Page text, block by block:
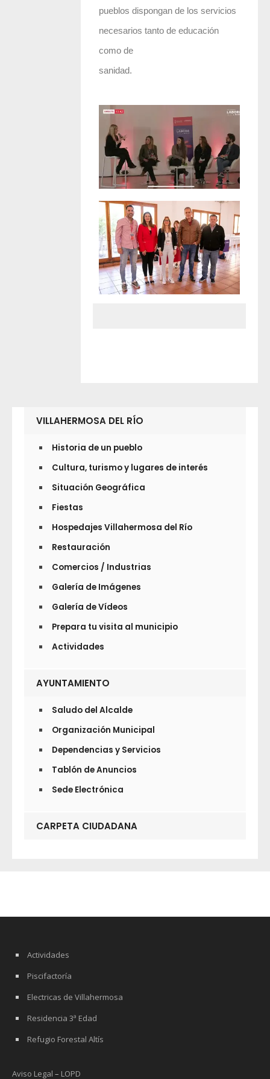
pueblos dispongan de los servicios
necesarios tanto de educación
como de
sanidad.
VILLAHERMOSA DEL RÍO
Historia de un pueblo
Cultura, turismo y lugares de interés
Situación Geográfica
Fiestas
Hospedajes Villahermosa del Río
Restauración
Comercios / Industrias
Galería de Imágenes
Galería de Vídeos
Prepara tu visita al municipio
Actividades
AYUNTAMIENTO
Saludo del Alcalde
Organización Municipal
Dependencias y Servicios
Tablón de Anuncios
Sede Electrónica
CARPETA CIUDADANA
Actividades
Piscifactoría
Electricas de Villahermosa
Residencia 3ª Edad
Refugio Forestal Altís
Aviso Legal – LOPD